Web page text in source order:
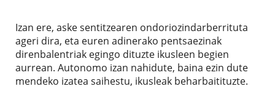
Izan ere, aske sentitzearen ondoriozindarberrituta
ageri dira, eta euren adinerako pentsaezinak
direnbalentriak egingo dituzte ikusleen begien
aurrean. Autonomo izan nahidute, baina ezin dute
mendeko izatea saihestu, ikusleak beharbaitituzte.